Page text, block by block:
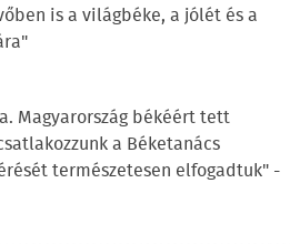
is a világbéke, a jólét és a
Magyarország békéért tett
a Béketanács
természetesen elfogadtuk" -